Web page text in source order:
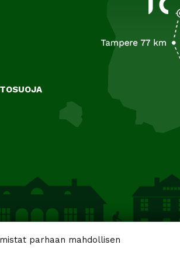
parhaan mahdollisen